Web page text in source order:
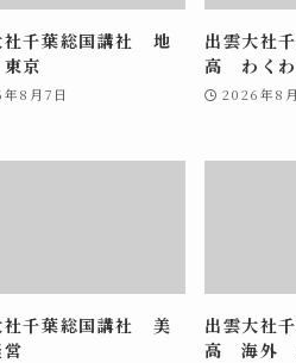
社千葉総国講社 地
京
8月7日
出雲大社
高 わく
2026年8
社千葉総国講社 美
営
出雲大社
高 海外